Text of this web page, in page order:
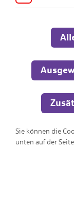
Berufe
anpassen und
Google Analytics.
Übertragung
Sie können die
unten auf der